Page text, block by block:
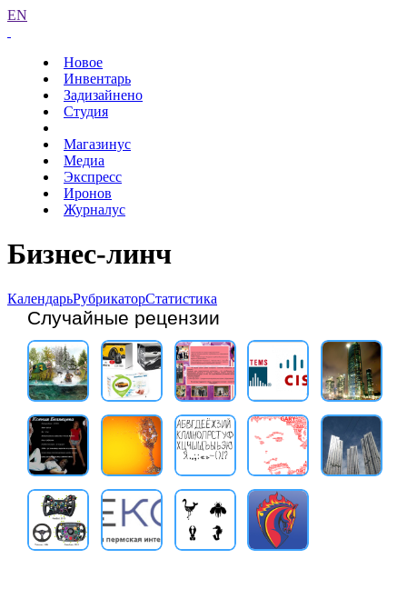
EN
Новое
Инвентарь
Задизайнено
Студия
Магазинус
Медиа
Экспресс
Иронов
Журналус
Бизнес-линч
КалендарьРубрикаторСтатистика
Случайные рецензии